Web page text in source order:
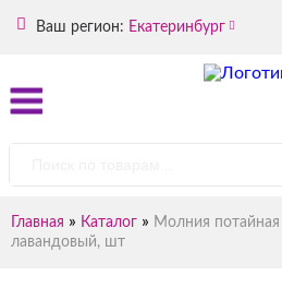
Ваш регион: Екатеринбург
Главная » Каталог » Молния
лавандовый, шт